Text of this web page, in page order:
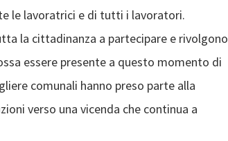
le lavoratrici e di tutti i lavoratori.
la cittadinanza a partecipare e rivolgono
essere presente a questo momento di
comunali hanno preso parte alla
verso una vicenda che continua a